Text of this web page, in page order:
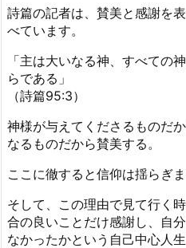
詩篇の記者は、賛美と感謝を
べています。
「主は大いなる神、すべての
らである」
（詩篇95:3）
神様が与えてくださるものだ
なるものだから賛美する。
ここに徹すると信仰は揺らぎま
そして、この理由で見て行く
合の良いことだけ感謝し、自
なかったかという自己中心人